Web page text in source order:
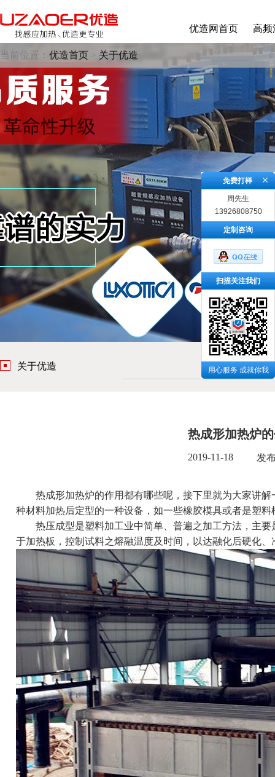
优造网首页 高频
当前位置： 优造首页 > 关于优造
关于优造
热成形加热炉
2019-11-18 发
热成形加热炉的作用都有哪些呢，接下里就为大家讲解
种材料加热后定型的一种设备，如一些橡胶模具或者是塑
热压成型是塑料加工业中简单、普遍之加工方法，主要
于加热板，控制试料之熔融温度及时间，以达融化后硬化
免费打样
周先生
13926808750
定制咨询
扫描关注我们
用心服务 成就你我